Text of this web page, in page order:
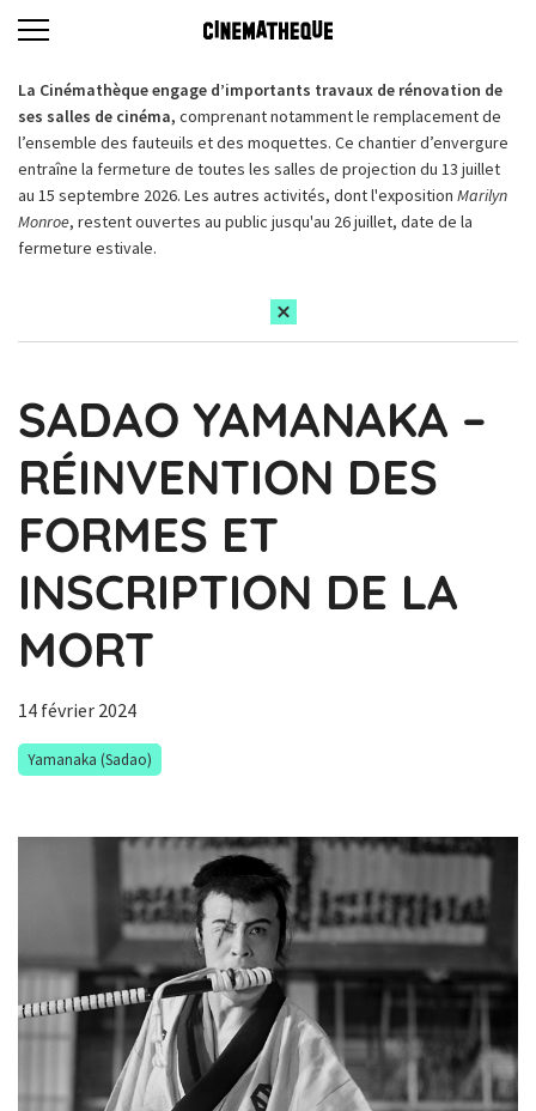
La Cinémathèque engage d’importants travaux de rénovation de
ses salles de cinéma, comprenant notamment le remplacement de
l’ensemble des fauteuils et des moquettes. Ce chantier d’envergure
entraîne la fermeture de toutes les salles de projection du 13 juillet
au 15 septembre 2026. Les autres activités, dont l'exposition Marilyn
Monroe, restent ouvertes au public jusqu'au 26 juillet, date de la
fermeture estivale.
SADAO YAMANAKA –
RÉINVENTION DES
FORMES ET
INSCRIPTION DE LA
MORT
14 février 2024
Yamanaka (Sadao)